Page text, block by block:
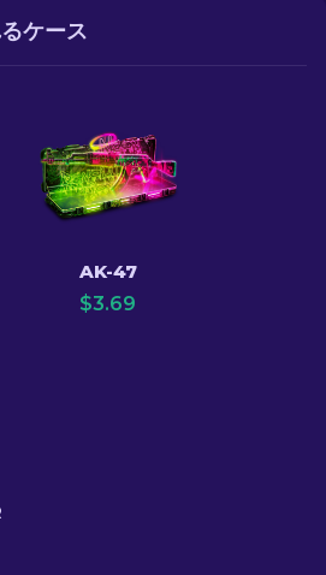
ケース
AK-47
$3.69